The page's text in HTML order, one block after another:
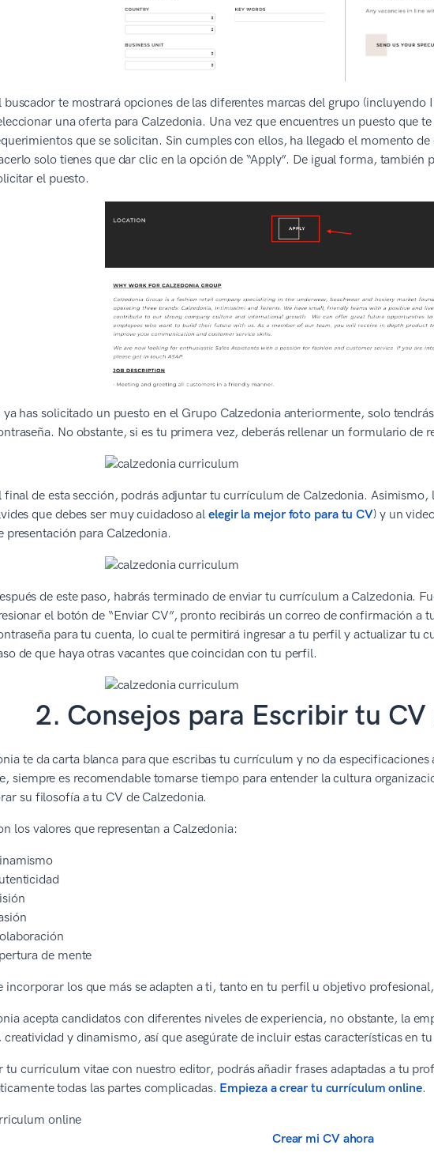
buscador te mostrará opciones de las diferentes marcas del grupo (incluyendo
una oferta para Calzedonia. Una vez que encuentres un puesto que
que se solicitan. Sin cumples con ellos, ha llegado el momento
solo tienes que dar clic en la opción de “Apply”. De igual forma,
el puesto.
ya has solicitado un puesto en el Grupo Calzedonia anteriormente, solo
No obstante, si es tu primera vez, deberás rellenar un formulario de
final de esta sección, podrás adjuntar tu currículum de Calzedonia.
que debes ser muy cuidadoso alelegir la mejor foto para tu CV) y un
presentación para Calzedonia.
de este paso, habrás terminado de enviar tu currículum a Calzedonia.
el botón de “Enviar CV”, pronto recibirás un correo de confirmación a
para tu cuenta, lo cual te permitirá ingresar a tu perfil y actualizar tu
de que haya otras vacantes que coincidan con tu perfil.
2. Consejos para Escribir tu
te da carta blanca para que escribas tu currículum y no da especificaciones
siempre es recomendable tomarse tiempo para entender la cultura
su filosofía a tu CV de Calzedonia.
los valores que representan a Calzedonia:
de mente
incorporar los que más se adapten a ti, tanto en tu perfil u objetivo
acepta candidatos con diferentes niveles de experiencia, no obstante, la
creatividad y dinamismo, así que asegúrate de incluir estas características en
tu curriculum vitae con nuestro editor, podrás añadir frases adaptadas a tu
todas las partes complicadas. Empieza a crear tu currículum online.
Crear mi CV ahora